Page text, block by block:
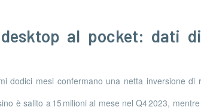
al pocket: dati
dodici mesi confermano una netta inversione
è salito a 15 milioni al mese nel Q4 2023,